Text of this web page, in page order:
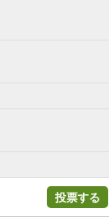
投票する